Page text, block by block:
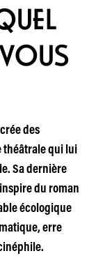
des
théâtrale qui lui
Sa dernière
du roman
écologique
erre